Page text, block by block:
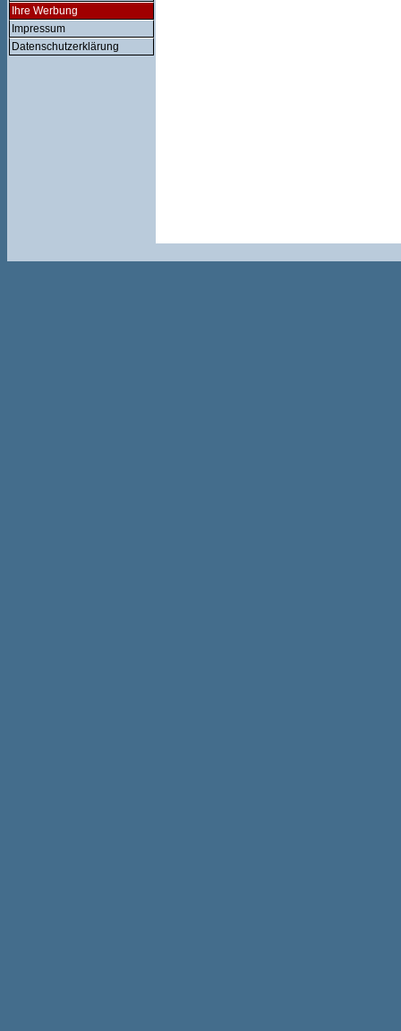
Ihre Werbung
Impressum
Datenschutzerklärung